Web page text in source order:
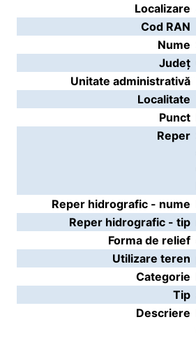
Localizare
Cod RAN
Nume
Județ
Unitate administrativă
Localitate
Punct
Reper
Reper hidrografic - nume
Reper hidrografic - tip
Forma de relief
Utilizare teren
Categorie
Tip
Descriere